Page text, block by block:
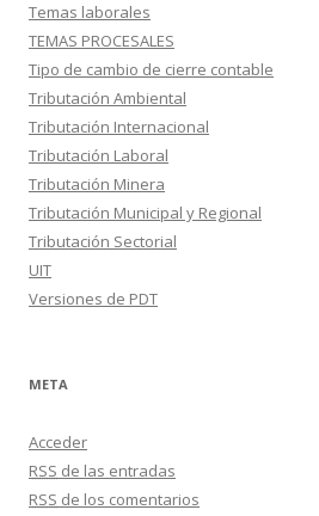
Temas laborales
TEMAS PROCESALES
Tipo de cambio de cierre contable
Tributación Ambiental
Tributación Internacional
Tributación Laboral
Tributación Minera
Tributación Municipal y Regional
Tributación Sectorial
UIT
Versiones de PDT
META
Acceder
RSS de las entradas
RSS de los comentarios